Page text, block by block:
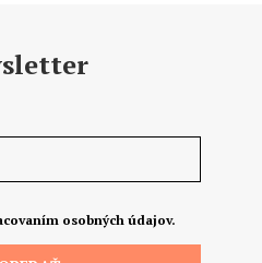
osobných údajov.